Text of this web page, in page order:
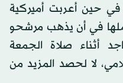
في حين أعربت أميركية
في أن يذهب مرشحو
أثناء صلاة الجمعة
لا لحصد المزيد من